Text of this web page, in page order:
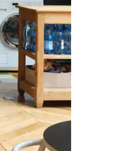
e deslizando o dedo na tela.